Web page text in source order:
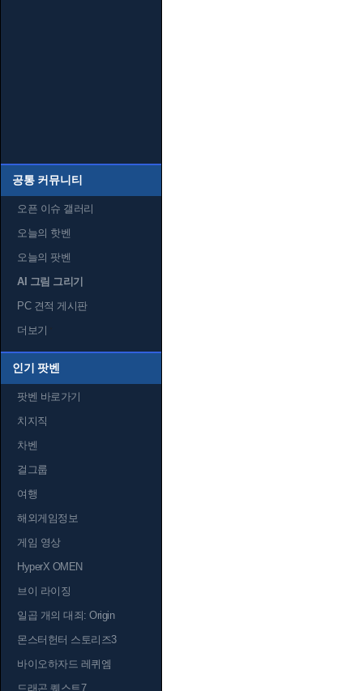
공통 커뮤니티
오픈 이슈 갤러리
오늘의 핫벤
오늘의 팟벤
AI 그림 그리기
PC 견적 게시판
더보기
인기 팟벤
팟벤 바로가기
치지직
차벤
걸그룹
여행
해외게임정보
게임 영상
HyperX OMEN
브이 라이징
일곱 개의 대죄: Origin
몬스터헌터 스토리즈3
바이오하자드 레퀴엠
드래곤 퀘스트7